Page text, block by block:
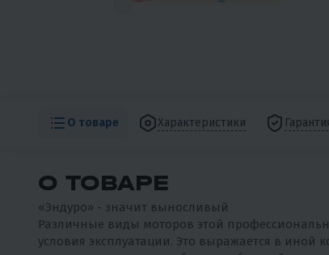
О товаре Характеристики
О ТОВАРЕ
«Эндуро» - значит выносливый
Различные виды моторов этой
условия эксплуатации. Это выражается в иной